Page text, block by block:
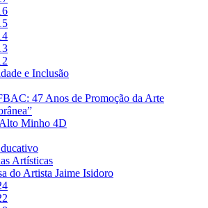
e Inclusão
47 Anos de Promoção da Arte
Minho 4D
Artísticas
do Artista Jaime Isidoro